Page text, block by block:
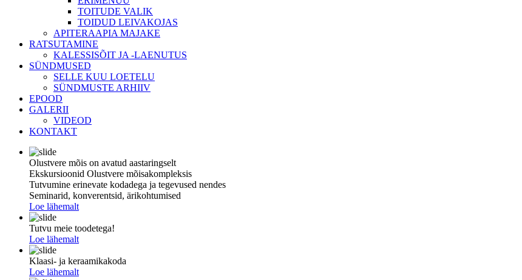
TOITUDE VALIK
TOIDUD LEIVAKOJAS
APITERAAPIA MAJAKE
RATSUTAMINE
KALESSISÕIT JA -LAENUTUS
SÜNDMUSED
SELLE KUU LOETELU
SÜNDMUSTE ARHIIV
EPOOD
GALERII
VIDEOD
KONTAKT
Olustvere mõis on avatud aastaringselt
Ekskursioonid Olustvere mõisakompleksis
Tutvumine erinevate kodadega ja tegevused nendes
Seminarid, konverentsid, ärikohtumised
Loe lähemalt
Tutvu meie toodetega!
Loe lähemalt
Klaasi- ja keraamikakoda
Loe lähemalt